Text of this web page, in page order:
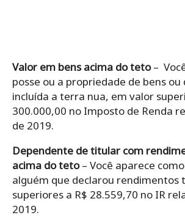
Valor em bens acima do teto–
posse ou a propriedade de bens ou
incluída a terra nua, em valor
300.000,00 no Imposto de Renda
de 2019.
Dependente de titular com
acima do teto– Você aparece
alguém que declarou rendimentos
superiores a R$ 28.559,70 no IR
2019.